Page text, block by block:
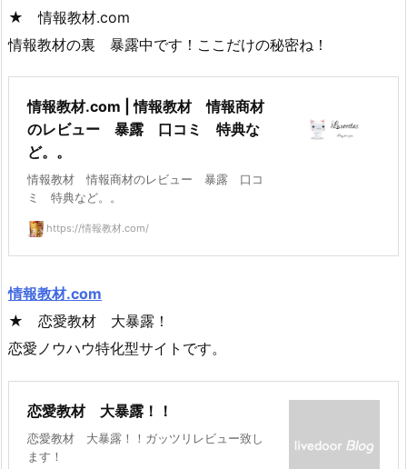
★ 情報教材.com
情報教材の裏 暴露中です！ここだけの秘密ね！
情報教材.com | 情報教材 情報商材
のレビュー 暴露 口コミ 特典な
ど。。
情報教材 情報商材のレビュー 暴露 口コ
ミ 特典など。。
https://情報教材.com/
情報教材.com
★ 恋愛教材 大暴露！
恋愛ノウハウ特化型サイトです。
恋愛教材 大暴露！！
恋愛教材 大暴露！！ガッツリレビュー致し
ます！